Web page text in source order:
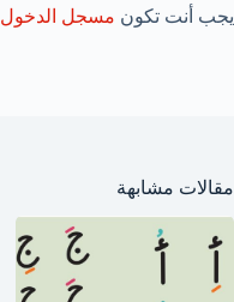
يجب أنت تكون مسجل الدخول
مقالات مشابهة